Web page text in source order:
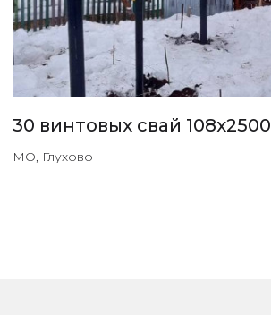
30 винтовых свай 108х2500
МО, Глухово